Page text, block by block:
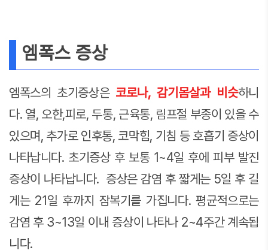
엠폭스 증상
엠폭스의 초기증상은 코로나, 감기몸살과 비슷하니
다. 열, 오한,피로, 두통, 근육통, 림프절 부종이 있을 수
있으며, 추가로 인후통, 코막힘, 기침 등 호흡기 증상이
나타납니다. 초기증상 후 보통 1~4일 후에 피부 발진
증상이 나타납니다. 증상은 감염 후 짧게는 5일 후 길
게는 21일 후까지 잠복기를 가집니다. 평균적으로는
감염 후 3~13일 이내 증상이 나타나 2~4주간 계속됩
니다.